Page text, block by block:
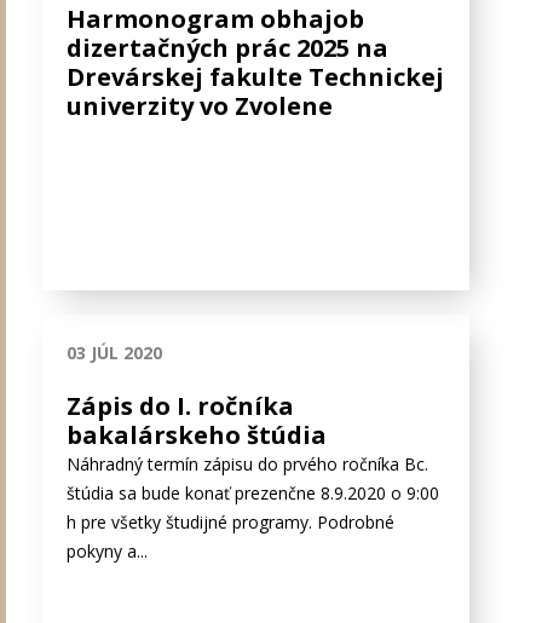
Harmonogram obhajob
dizertačných prác 2025 na
Drevárskej fakulte Technickej
univerzity vo Zvolene
03 JÚL 2020
Zápis do I. ročníka
bakalárskeho štúdia
Náhradný termín zápisu do prvého ročníka Bc.
štúdia sa bude konať prezenčne 8.9.2020 o 9:00
h pre všetky študijné programy. Podrobné
pokyny a...